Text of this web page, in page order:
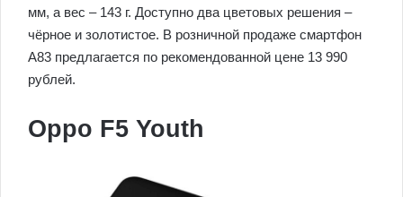
мм, а вес – 143 г. Доступно два цветовых решения –
чёрное и золотистое. В розничной продаже смартфон
А83 предлагается по рекомендованной цене 13 990
рублей.
Oppo F5 Youth